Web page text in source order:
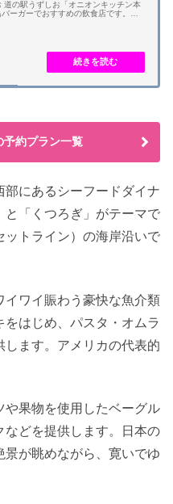
道の駅うずしお「オニオンキッチン本
ーガーでおすすめの飲食店です。メ
予約プラン一覧
部にあるシーフードダイナ
と「くつろぎ」がテーマで
トライン）の海岸沿いで
イワイ賑わう豪快な魚介類
はじめ、パスタ・オムラ
ます。アメリカの代表的
や果物を使用したベーグル
どを提供します。日本の
が眺めながら、寛いでゆ